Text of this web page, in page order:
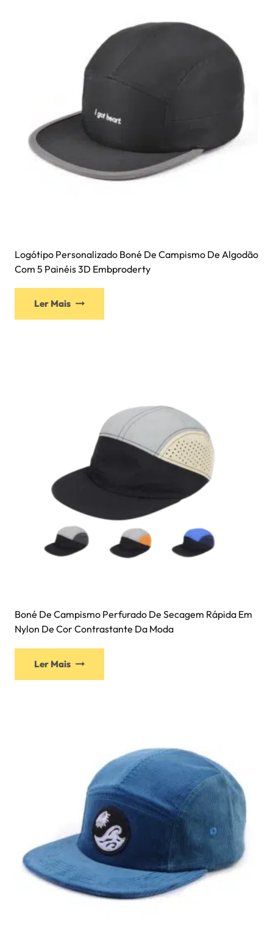
Logótipo Personalizado Boné De Campismo De Algodão
Com 5 Painéis 3D Embproderty
Ler Mais
Boné De Campismo Perfurado De Secagem Rápida Em
Nylon De Cor Contrastante Da Moda
Ler Mais